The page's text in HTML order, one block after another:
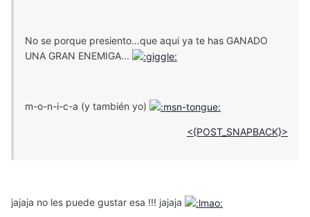
No se porque presiento...que aqui ya te has GANADO
UNA GRAN ENEMIGA...
m-o-n-i-c-a (y también yo)
<{POST_SNAPBACK}>
jajaja no les puede gustar esa !!! jajaja